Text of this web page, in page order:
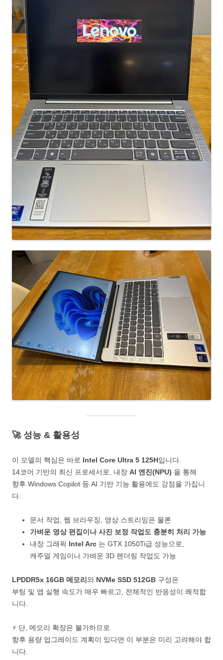
🚀 성능 & 활용성
이 모델의 핵심은 바로 Intel Core Ultra 5 125H입니다.
14코어 기반의 최신 프로세서로, 내장 AI 엔진(NPU) 을 통해
향후 Windows Copilot 등 AI 기반 기능 활용에도 강점을 가집니
다.
문서 작업, 웹 브라우징, 영상 스트리밍은 물론
가벼운 영상 편집이나 사진 보정 작업도 충분히 처리 가능
내장 그래픽 Intel Arc 는 GTX 1050Ti급 성능으로,
캐주얼 게임이나 가벼운 3D 렌더링 작업도 가능
LPDDR5x 16GB 메모리 와 NVMe SSD 512GB 구성은
부팅 및 앱 실행 속도가 매우 빠르고, 전체적인 반응성이 쾌적합
니다.
⚡ 단, 메모리 확장은 불가하므로
향후 용량 업그레이드 계획이 있다면 이 부분은 미리 고려해야 합
니다.